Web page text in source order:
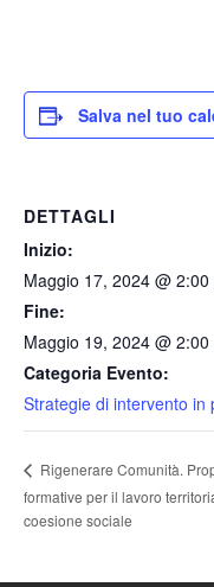
Salva nel tuo
DETTAGLI
Inizio:
Maggio 17, 2024 @ 2:00
Fine:
Maggio 19, 2024 @ 2:00
Categoria Evento:
Strategie di intervento in
Rigenerare Comunità.
formative per il lavoro
coesione sociale